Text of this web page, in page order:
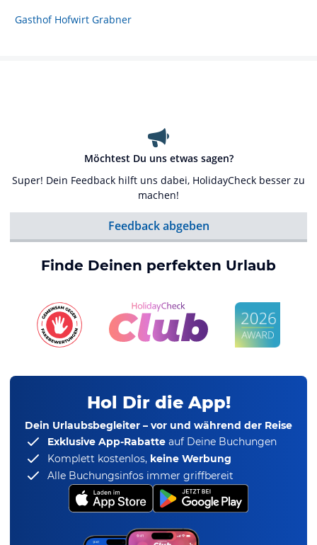
Gasthof Hofwirt Grabner
Möchtest Du uns etwas sagen?
Super! Dein Feedback hilft uns dabei, HolidayCheck besser zu
machen!
Feedback abgeben
Finde Deinen perfekten Urlaub
Hol Dir die App!
Dein Urlaubsbegleiter – vor und während der Reise
Exklusive App-Rabatte auf Deine Buchungen
Komplett kostenlos, keine Werbung
Alle Buchungsinfos immer griffbereit